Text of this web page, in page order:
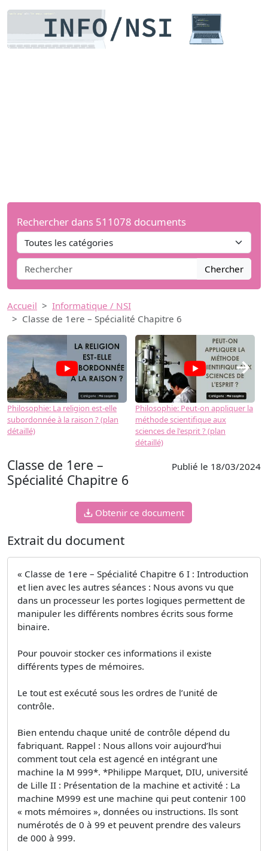
Rechercher dans 511078 documents
Chercher
Accueil
Informatique / NSI
Classe de 1ere – Spécialité Chapitre 6
Philosophie: La religion est-elle
subordonnée à la raison ? (plan
détaillé)
Philosophie: Peut-on appliquer la
méthode scientifique aux
sciences de l'esprit ? (plan
détaillé)
→
Classe de 1ere –
Spécialité Chapitre 6
Publié le 18/03/2024
Obtenir ce document
Extrait du document
« Classe de 1ere – Spécialité Chapitre 6 I : Introduction
et lien avec les autres séances : Nous avons vu que
dans un processeur les portes logiques permettent de
manipuler les différents nombres écrits sous forme
binaire.
Pour pouvoir stocker ces informations il existe
différents types de mémoires.
Le tout est exécuté sous les ordres de l’unité de
contrôle.
Bien entendu chaque unité de contrôle dépend du
fabriquant. Rappel : Nous allons voir aujourd’hui
comment tout cela est agencé en intégrant une
machine la M 999*. *Philippe Marquet, DIU, université
de Lille II : Présentation de la machine et activité : La
machine M999 est une machine qui peut contenir 100
« mots mémoires », données ou instructions. Ils sont
numérotés de 0 à 99 et peuvent prendre des valeurs
de 000 à 999.